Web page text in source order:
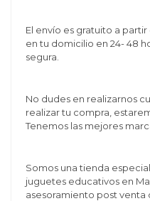
El envío es gratuito a
en tu domicilio en 24- 48
segura.
No dudes en realizarnos
realizar tu compra,
Tenemos las mejores
Somos una tienda
juguetes educativos en
asesoramiento post venta